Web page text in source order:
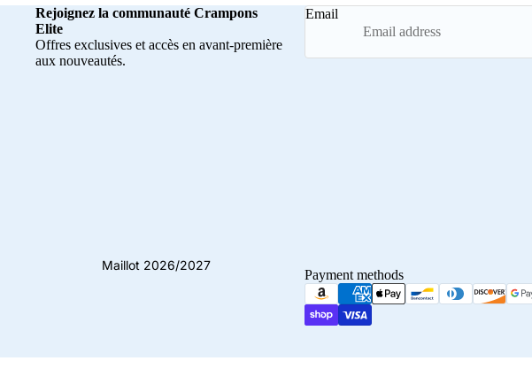
Maillot 2026/2027
Rejoignez la communauté Crampons
Elite
Offres exclusives et accès en avant-première
aux nouveautés.
Email
Payment methods